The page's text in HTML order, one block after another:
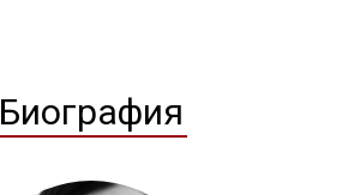
Биография